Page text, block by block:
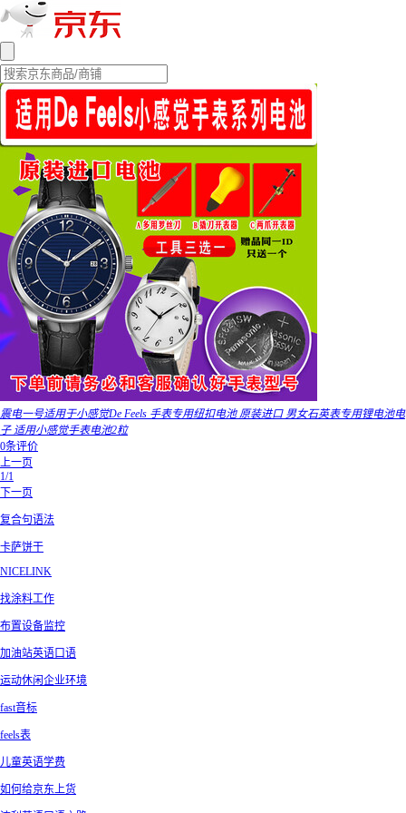
震电一号适用于小感觉De Feels 手表专用纽扣电池 原装进口 男女石英表专用锂电池电
子 适用小感觉手表电池2粒
0条评价
上一页
1/1
下一页
复合句语法
卡萨饼干
NICELINK
找涂料工作
布置设备监控
加油站英语口语
运动休闲企业环境
fast音标
feels表
儿童英语学费
如何给京东上货